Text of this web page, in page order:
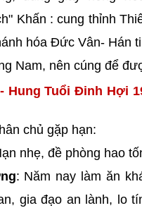
Khấn : cung thỉnh
hóa Đức Vân- Hán
Nam, nên cúng để
Hung Tuổi Đinh Hợi
chủ gặp hạn:
nhẹ, đề phòng hao
: Năm nay làm ăn
gia đạo an lành, lo